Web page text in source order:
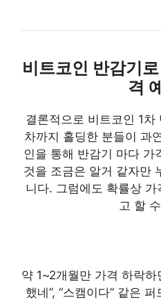
비트코인 반감기
격
결론적으로 비트코인 1
차까지 홀딩한 분들이 과
인을 통해 반감기 마다 가
것을 조금은 알거 같자만
니다. 그럼에도 확률상
고 할
약 1~2개월만 가격 하락
했네”, “스캠이다” 같은